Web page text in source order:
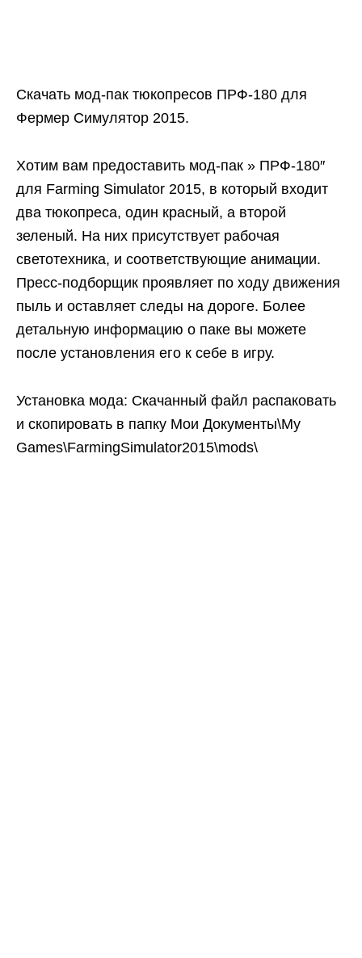
Скачать мод-пак тюкопресов ПРФ-180 для
Фермер Симулятор 2015.
Хотим вам предоставить мод-пак » ПРФ-180″
для Farming Simulator 2015, в который входит
два тюкопреса, один красный, а второй
зеленый. На них присутствует рабочая
светотехника, и соответствующие анимации.
Пресс-подборщик проявляет по ходу движения
пыль и оставляет следы на дороге. Более
детальную информацию о паке вы можете
после установления его к себе в игру.
Установка мода: Скачанный файл распаковать
и скопировать в папку Мои Документы\My
Games\FarmingSimulator2015\mods\